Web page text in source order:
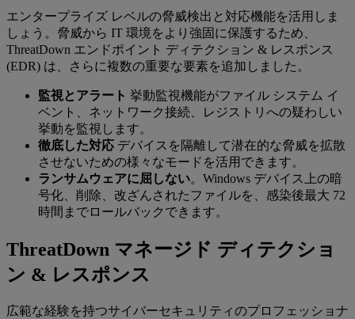
エンタープライズ レベルの脅威検出と対応機能を活用しま
しょう。脅威から IT 環境をより強固に保護するため、
ThreatDown エンドポイント ディテクション & レスポンス
(EDR) は、さらに複数の重要な要素を追加しました。
監視とアラート 挙動監視機能がファイル システム イ
ベント、ネットワーク接続、レジストリへの疑わしい
挙動を監視します。
徹底した対応 デバイスを隔離して潜在的な脅威を拡散
させないための様々なモードを活用できます。
ランサムウェアに屈しない。Windows デバイス上の暗
号化、削除、改ざんされたファイルを、感染後最大 72
時間までロールバックできます。
ThreatDown マネージド ディテクショ
ン & レスポンス
広範な経験を持つサイバーセキュリティのプロフェッショナ